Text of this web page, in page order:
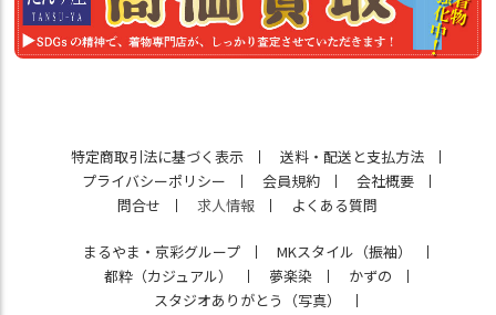
特定商取引法に基づく表示
送料・配送と支払方法
プライバシーポリシー
会員規約
会社概要
問合せ
求人情報 よくある質問
まるやま・京彩グループ
MKスタイル（振袖）
都粋（カジュアル）
夢楽染
かずの
スタジオありがとう（写真）